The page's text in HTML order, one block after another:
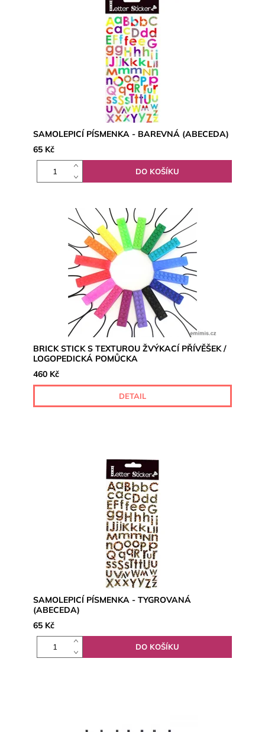
SAMOLEPICÍ PÍSMENKA - BAREVNÁ (ABECEDA)
65 Kč
BRICK STICK S TEXTUROU ŽVÝKACÍ PŘÍVĚŠEK /
LOGOPEDICKÁ POMŮCKA
460 Kč
DETAIL
SAMOLEPICÍ PÍSMENKA - TYGROVANÁ
(ABECEDA)
65 Kč